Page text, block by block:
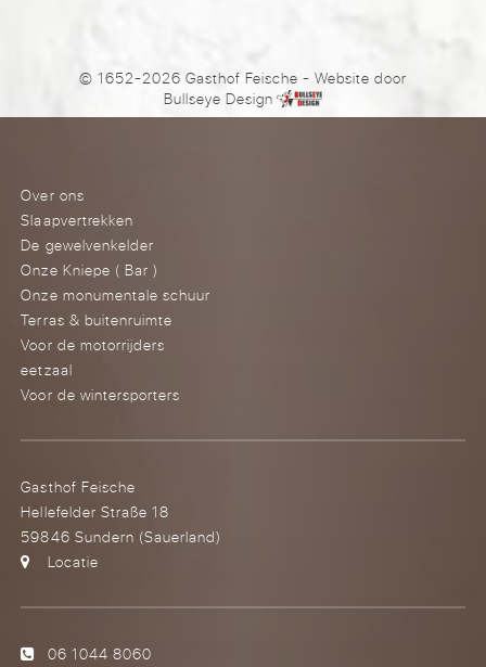
© 1652-2026 Gasthof Feische- Website door
Bullseye Design
Over ons
Slaapvertrekken
De gewelvenkelder
Onze Kniepe ( Bar )
Onze monumentale schuur
Terras & buitenruimte
Voor de motorrijders
eetzaal
Voor de wintersporters
Gasthof Feische
Hellefelder Straße 18
59846 Sundern (Sauerland)
Locatie
06 1044 8060